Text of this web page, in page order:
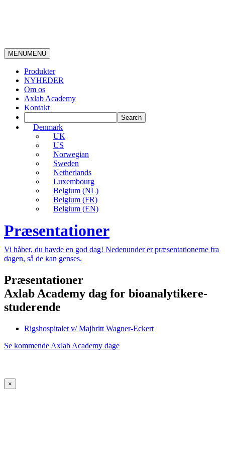
MENUMENU
Produkter
NYHEDER
Om os
Axlab Academy
Kontakt
Denmark
UK
US
Norwegian
Sweden
Netherlands
Luxembourg
Belgium (NL)
Belgium (FR)
Belgium (EN)
Præsentationer
Vi håber, du havde en god dag! Nedenunder er præsentationerne fra
dagen, så de kan genses.
Præsentationer
Axlab Academy dag for bioanalytikere-
studerende
Rigshospitalet v/ Majbritt Wagner-Eckert
Se kommende Axlab Academy dage
×